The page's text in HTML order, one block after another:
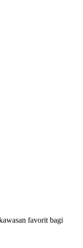
favorit bagi